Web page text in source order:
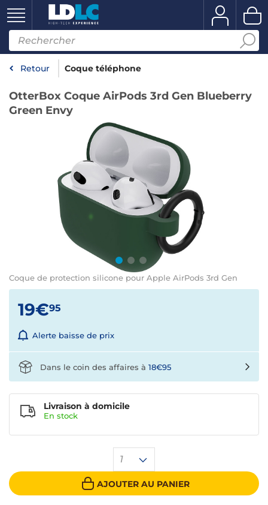
Retour Coque téléphone
OtterBox Coque AirPods 3rd Gen Blueberry
Green Envy
Coque de protection silicone pour Apple AirPods 3rd Gen
19€95
Alerte baisse de prix
1
AJOUTER AU PANIER
Livraison à domicile
En stock
Dans le coin des affaires à 18€95